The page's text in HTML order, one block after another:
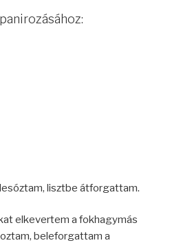
lisztbe átforgattam.
elkevertem a fokhagymás
beleforgattam a